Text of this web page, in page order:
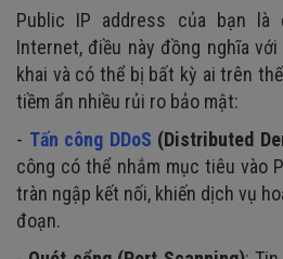
Public IP address của bạn
Internet, điều này đồng nghĩa
khai và có thể bị bất kỳ ai trên
tiềm ẩn nhiều rủi ro bảo mật:
- Tấn công DDoS (Distributed
công có thể nhắm mục tiêu vào
tràn ngập kết nối, khiến dịch vụ
đoạn.